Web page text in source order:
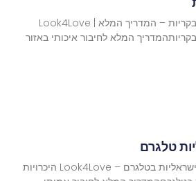
היכרויות עם קוקסינליות בקריות – המדריך המלא | Look4Love
המלא לחיבור איכותי באזור
טלגרם
היכרויות עם קוקסינליות ישראליות בטלגרם – Look4Love היכרויות